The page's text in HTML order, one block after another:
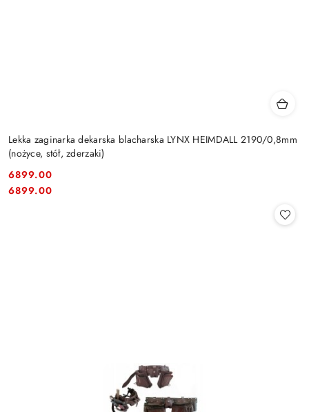
Lekka zaginarka dekarska blacharska LYNX HEIMDALL 2190/0,8mm
(nożyce, stół, zderzaki)
Cena:
6899.00
Cena:
6899.00